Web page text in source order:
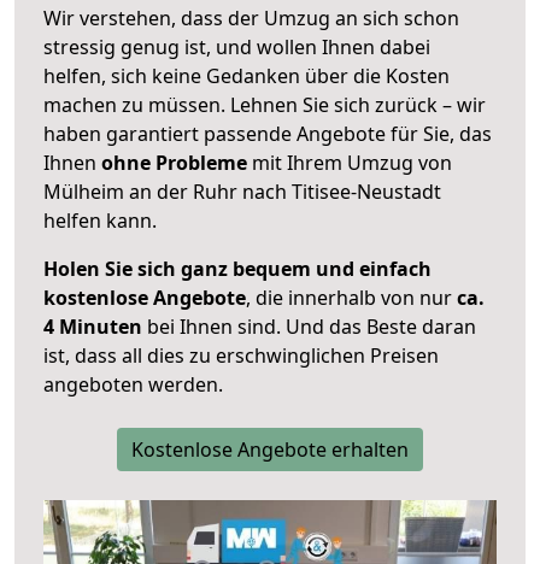
Wir verstehen, dass der Umzug an sich schon
stressig genug ist, und wollen Ihnen dabei
helfen, sich keine Gedanken über die Kosten
machen zu müssen. Lehnen Sie sich zurück – wir
haben garantiert passende Angebote für Sie, das
Ihnen ohne Probleme mit Ihrem Umzug von
Mülheim an der Ruhr nach Titisee-Neustadt
helfen kann.
Holen Sie sich ganz bequem und einfach
kostenlose Angebote, die innerhalb von nurca.
4 Minuten bei Ihnen sind. Und das Beste daran
ist, dass all dies zu erschwinglichen Preisen
angeboten werden.
Kostenlose Angebote erhalten